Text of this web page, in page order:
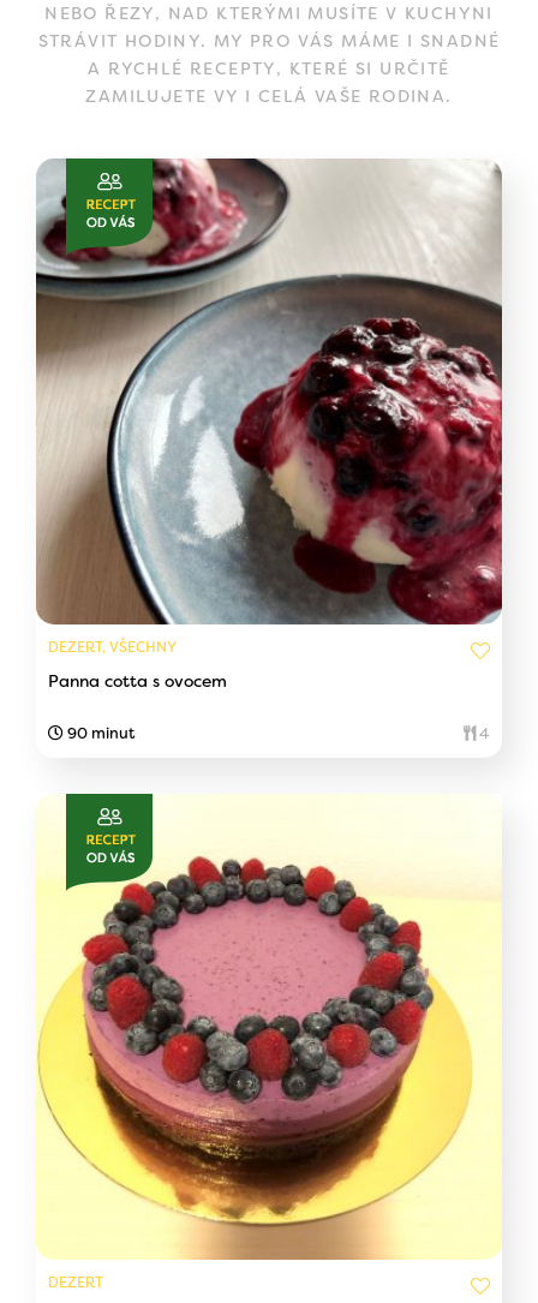
NEBO ŘEZY, NAD KTERÝMI MUSÍTE V KUCHYNI
STRÁVIT HODINY. MY PRO VÁS MÁME I SNADNÉ
A RYCHLÉ RECEPTY, KTERÉ SI URČITĚ
ZAMILUJETE VY I CELÁ VAŠE RODINA.
DEZERT, VŠECHNY
Panna cotta s ovocem
90 minut 4
DEZERT